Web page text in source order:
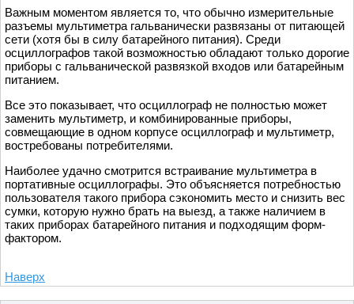
Важным моментом является то, что обычно измерительные
разъемы мультиметра гальванически развязаны от питающей
сети (хотя бы в силу батарейного питания). Среди
осциллографов такой возможностью обладают только дорогие
приборы с гальванической развязкой входов или батарейным
питанием.
Все это показывает, что осциллограф не полностью может
заменить мультиметр, и комбинированные приборы,
совмещающие в одном корпусе осциллограф и мультиметр,
востребованы потребителями.
Наиболее удачно смотрится встраивание мультиметра в
портативные осциллографы. Это объясняется потребностью
пользователя такого прибора сэкономить место и снизить вес
сумки, которую нужно брать на выезд, а также наличием в
таких приборах батарейного питания и подходящим форм-
фактором.
Наверх